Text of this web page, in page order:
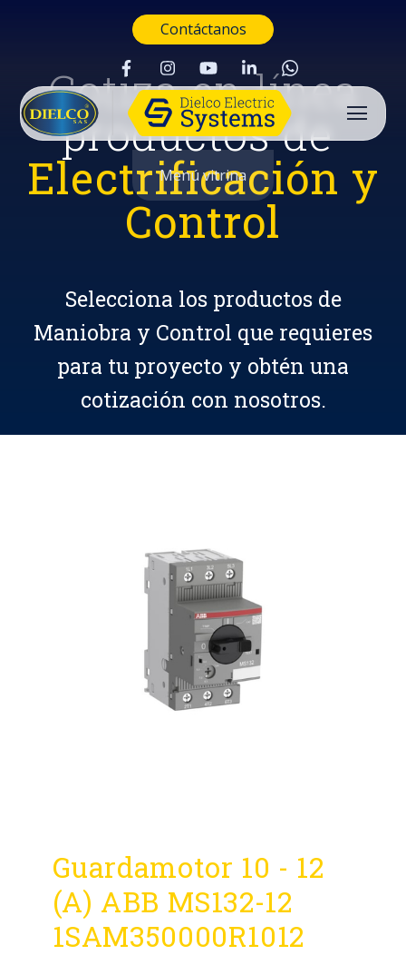
Contáctanos
Menú vitrina
Cotiza en línea
productos de
Electrificación y
Control
Selecciona los productos de
Maniobra y Control que requieres
para tu proyecto y obtén una
cotización con nosotros.
Guardamotor 10 - 12
(A) ABB MS132-12
1SAM350000R1012